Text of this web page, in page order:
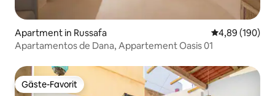
Apartment in Russafa
4,89 (190)
Apartamentos de Dana, Appartement Oasis 01
Gäste-Favorit
Gäste-Favorit